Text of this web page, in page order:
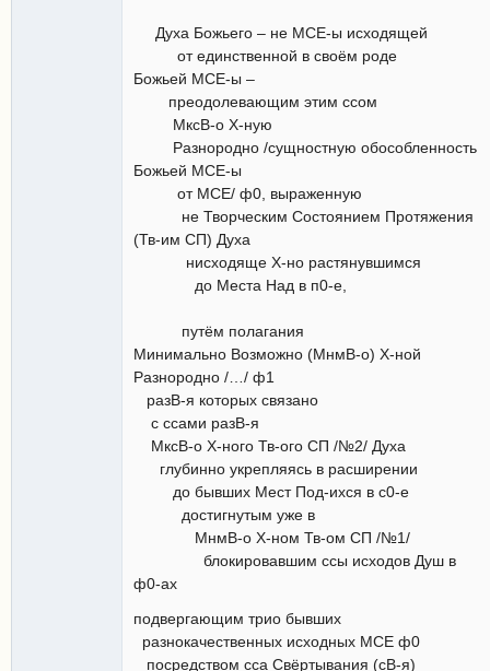
Духа Божьего – не МСЕ-ы исходящей
от единственной в своём роде
Божьей МСЕ-ы –
преодолевающим этим ссом
МксВ-о Х-ную
Разнородно /сущностную обособленность
Божьей МСЕ-ы
от МСЕ/ ф0, выраженную
не Творческим Состоянием Протяжения
(Тв-им СП) Духа
нисходяще Х-но растянувшимся
до Места Над в п0-е,
путём полагания
Минимально Возможно (МнмВ-о) Х-ной
Разнородно /…/ ф1
разВ-я которых связано
с ссами разВ-я
МксВ-о Х-ного Тв-ого СП /№2/ Духа
глубинно укрепляясь в расширении
до бывших Мест Под-ихся в с0-е
достигнутым уже в
МнмВ-о Х-ном Тв-ом СП /№1/
блокировавшим ссы исходов Душ в
ф0-ах
подвергающим трио бывших
разнокачественных исходных МСЕ ф0
посредством сса Свёртывания (сВ-я)